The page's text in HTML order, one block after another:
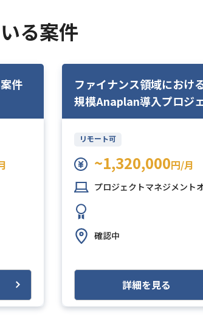
る案件
件
ファイナンス領域におけ
規模Anaplan導入プロジ
トのPMO
リモート可
~1,320,000円/月
プロジェクトマネジメントオフィス（PMO
確認中
詳細を見る